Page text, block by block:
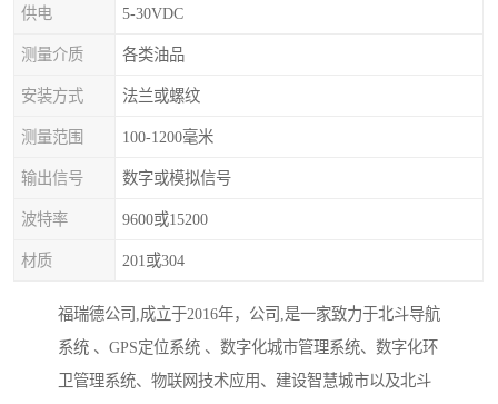
供电 5-30VDC
测量介质 各类油品
安装方式 法兰或螺纹
测量范围 100-1200毫米
输出信号 数字或模拟信号
波特率 9600或15200
材质 201或304
福瑞德公司,成立于2016年，公司,是一家致力于北斗导航
系统 、GPS定位系统 、数字化城市管理系统、数字化环
卫管理系统、物联网技术应用、建设智慧城市以及北斗